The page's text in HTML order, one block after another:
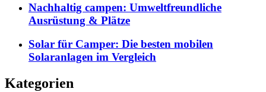
Nachhaltig campen: Umweltfreundliche
Ausrüstung & Plätze
Solar für Camper: Die besten mobilen
Solaranlagen im Vergleich
Kategorien